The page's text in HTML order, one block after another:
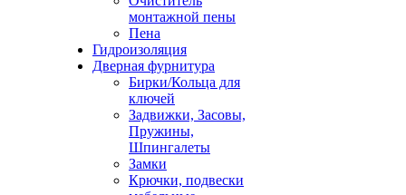
монтажной пены
Пена
Гидроизоляция
Дверная фурнитура
Бирки/Кольца для
ключей
Задвижки, Засовы,
Пружины,
Шпингалеты
Замки
Крючки, подвески